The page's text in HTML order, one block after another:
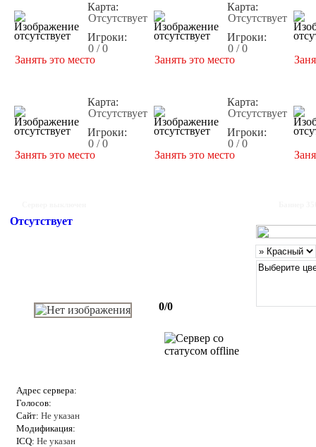
Карта:
Отсутствует
Игроки:
0 / 0
Занять это место
Карта:
Отсутствует
Игроки:
0 / 0
Занять это место
Карта:
Отсутствует
Игроки:
0 / 0
Занять это место
Карта:
Отсутствует
Игроки:
0 / 0
Занять это место
Отсутствует
0/0
Адрес сервера:
Голосов:
Сайт: Не указан
Модификация:
ICQ: Не указан